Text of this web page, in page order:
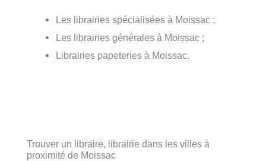
Les librairies spécialisées à Moissac ;
Les librairies générales à Moissac ;
Librairies papeteries à Moissac.
Trouver un libraire, librairie dans les villes à
proximité de Moissac